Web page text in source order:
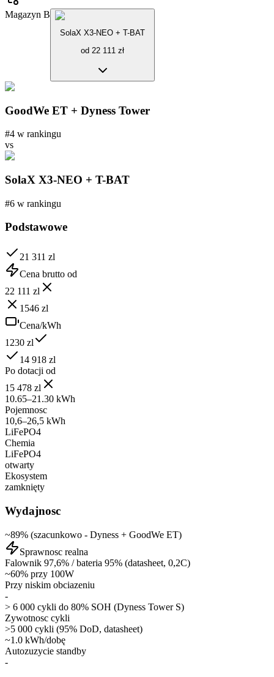
Magazyn B
SolaX X3-NEO + T-BAT
od 22 111 zł
GoodWe ET + Dyness Tower
#4 w rankingu
vs
SolaX X3-NEO + T-BAT
#6 w rankingu
Podstawowe
21 311 zl
Cena brutto od
22 111 zl
1546 zl
Cena/kWh
1230 zl
14 918 zl
Po dotacji od
15 478 zl
10.65–21.30 kWh
Pojemnosc
10,6–26,5 kWh
LiFePO4
Chemia
LiFePO4
otwarty
Ekosystem
zamknięty
Wydajnosc
~89% (szacunkowo - Dyness + GoodWe ET)
Sprawnosc realna
Falownik 97,6% / bateria 95% (datasheet, 0,2C)
~60% przy 100W
Przy niskim obciazeniu
-
> 6 000 cykli do 80% SOH (Dyness Tower S)
Zywotnosc cykli
>5 000 cykli (95% DoD, datasheet)
~1.0 kWh/dobę
Autozuzycie standby
-